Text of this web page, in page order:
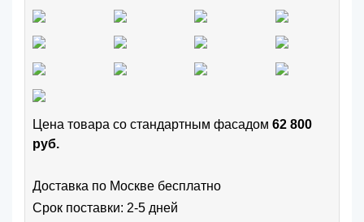
Цена товара cо стандартным фасадом 62 800
руб.
Доставка по Москве бесплатно
Срок поставки: 2-5 дней